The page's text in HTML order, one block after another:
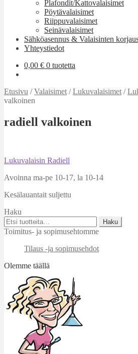
Plafondit/Kattovalaisimet
Pöytävalaisimet
Riippuvalaisimet
Seinävalaisimet
Sähköasennus & Valaisinten
Yhteystiedot
0,00 € 0 tuotetta
Etusivu /Valaisimet /Lukuvalaisimet /
valkoinen
radiell valkoinen
Artikkelien
selaus
Edellinen
Lukuvalaisin Radiell
Avoinna ma-pe 10-17, la 10-14
Kesälauantait suljettu
Haku
Etsi:
Haku
Toimitus- ja sopimusehtomme
Tilaus -ja sopimusehdot
Olemme täällä